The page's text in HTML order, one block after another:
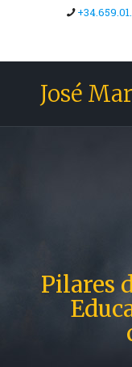
José
Pilares